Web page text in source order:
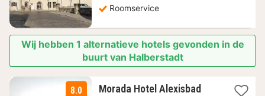
Roomservice
Wij hebben 1 alternatieve hotels gevonden in de
buurt van Halberstadt
8.0 Morada Hotel Alexisbad3